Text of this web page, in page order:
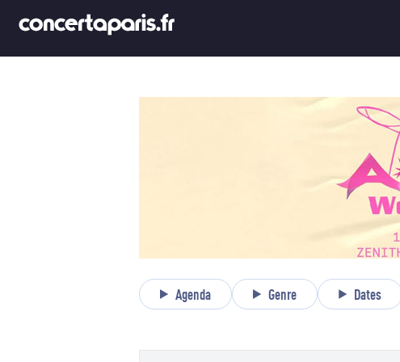
Agenda Genre Dates